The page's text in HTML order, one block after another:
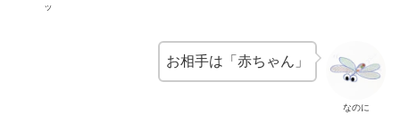
ッ
なのに
お相手は「赤ちゃん」